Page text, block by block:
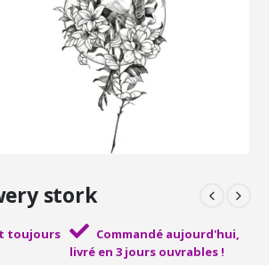
stork
toujours
Commandé aujourd'hui,
livré en 3 jours ouvrables !